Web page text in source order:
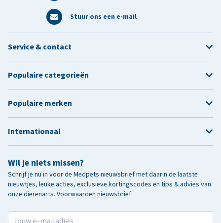
Stuur ons een e-mail
Wil je niets missen?
Schrijf je nu in voor de Medpets nieuwsbrief met daarin de laatste
nieuwtjes, leuke acties, exclusieve kortingscodes en tips & advies van
onze dierenarts. Voorwaarden nieuwsbrief
Service & contact
Populaire categorieën
Populaire merken
Internationaal